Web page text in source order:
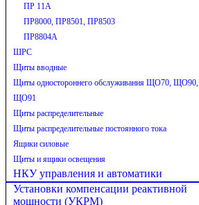
ПР 11А
ПР8000, ПР8501, ПР8503
ПР8804А
ШРС
Щиты вводные
Щиты одностороннего обслуживания ЩО70, ЩО90,
ЩО91
Щиты распределительные
Щиты распределительные постоянного тока
Ящики силовые
Щиты и ящики освещения
НКУ управления и автоматики
Установки компенсации реактивной
мощности (УКРМ)